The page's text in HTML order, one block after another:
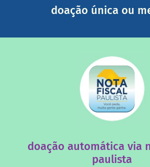
doação única ou
doação automática via
paulista
saiba mais